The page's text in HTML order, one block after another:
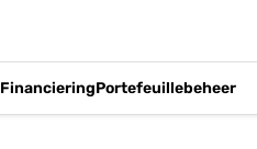
FinancieringPortefeuillebeheer